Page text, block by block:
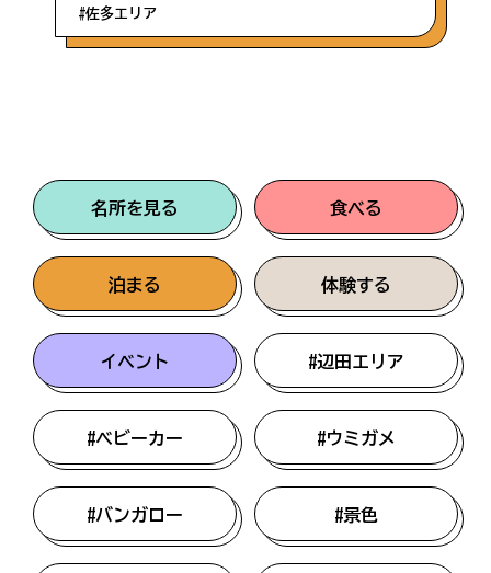
#佐多エリア
名所を見る 食べる
泊まる 体験する
イベント #辺田エリア
#ベビーカー #ウミガメ
#バンガロー #景色